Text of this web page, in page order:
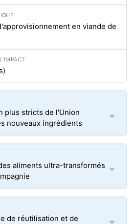
en viande de
plus stricts de l'Union
nouveaux ingrédients
aliments ultra-transformés
de réutilisation et de